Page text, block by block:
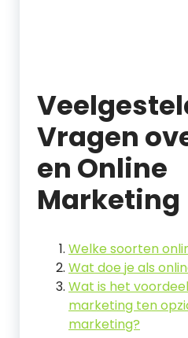
Vragen
en Online
Marketing
Welke soorten
Wat doe je als
Wat is het
marketing ten
marketing?